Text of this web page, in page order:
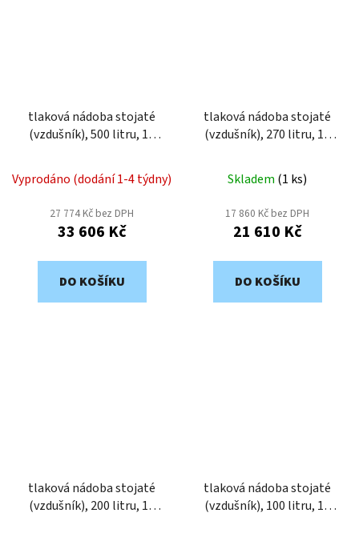
tlaková nádoba stojaté
(vzdušník), 500 litru, 11
500-11
Vyprodáno (dodání 1-4 týdny)
27 774 Kč bez DPH
33 606 Kč
DO KOŠÍKU
tlaková nádoba stojaté
(vzdušník), 270 litru, 11
270-11
Skladem (1 ks)
17 860 Kč bez DPH
21 610 Kč
DO KOŠÍKU
tlaková nádoba stojaté
(vzdušník), 200 litru, 11
tlaková nádoba stojaté
(vzdušník), 100 litru, 11